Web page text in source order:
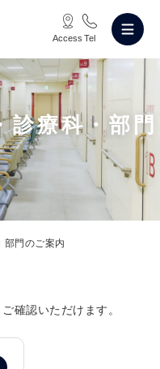
Access Tel
診療科・部門
部門のご案内
確認いただけます。